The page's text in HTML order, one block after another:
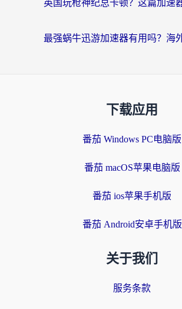
下载应用
番茄 Windows PC电脑版
番茄 macOS苹果电脑版
番茄 ios苹果手机版
番茄 Android安卓手机版
关于我们
服务条款